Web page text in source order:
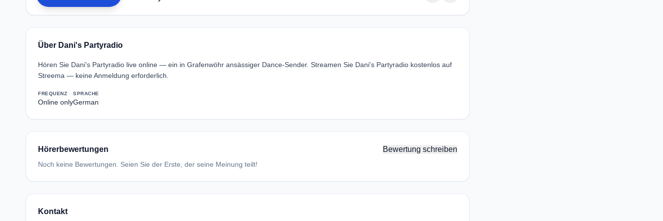
Über Dani's Partyradio
Hören Sie Dani's Partyradio live online — ein in Grafenwöhr ansässiger Dance-Sender. Streamen Sie Dani's Partyradio kostenlos auf
Streema — keine Anmeldung erforderlich.
FREQUENZ
Online only
SPRACHE
German
Hörerbewertungen Bewertung schreiben
Noch keine Bewertungen. Seien Sie der Erste, der seine Meinung teilt!
Kontakt